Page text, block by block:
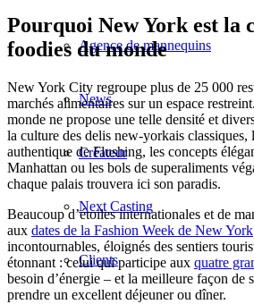
Agence de mannequins
News
Créateur
Next Casting
Clients
Pourquoi New York est la
foodies du monde
New York City regroupe plus de 25 000
marchés alimentaires sur un espace
monde ne propose une telle densité et
la culture des delis new-yorkais classiques,
authentique de Flushing, les concepts
Manhattan ou les bols de superaliments
chaque palais trouvera ici son paradis.
Beaucoup d’étoiles internationales et de
aux dates de la Fashion Week de New York
incontournables, éloignés des sentiers
étonnant : celui qui participe aux quatre
besoin d’énergie – et la meilleure façon de
prendre un excellent déjeuner ou dîner.